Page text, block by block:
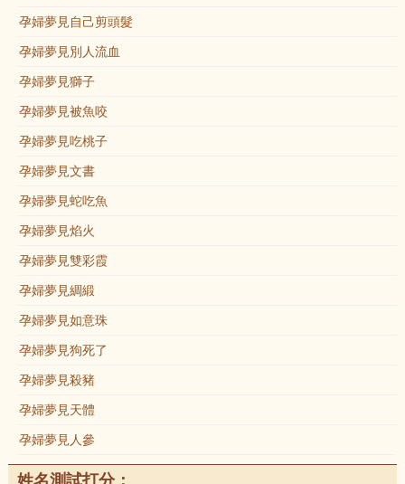
孕婦夢見自己剪頭髮
孕婦夢見別人流血
孕婦夢見獅子
孕婦夢見被魚咬
孕婦夢見吃桃子
孕婦夢見文書
孕婦夢見蛇吃魚
孕婦夢見焰火
孕婦夢見雙彩霞
孕婦夢見綢緞
孕婦夢見如意珠
孕婦夢見狗死了
孕婦夢見殺豬
孕婦夢見天體
孕婦夢見人參
姓名測試打分：